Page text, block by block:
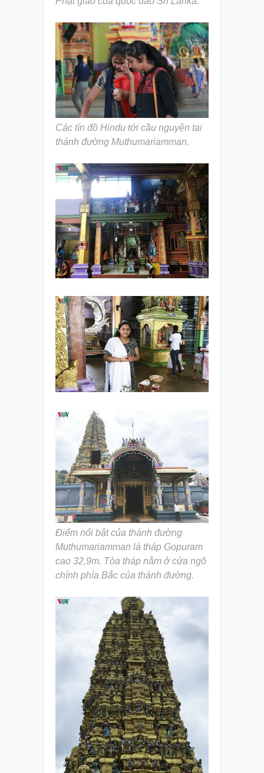
Các tín đồ Hindu tới cầu nguyện tại
thánh đường Muthumariamman.
Điểm nổi bật của thánh đường
Muthumariamman là tháp Gopuram
cao 32,9m. Tòa tháp nằm ở cửa ngõ
chính phía Bắc của thánh đường.